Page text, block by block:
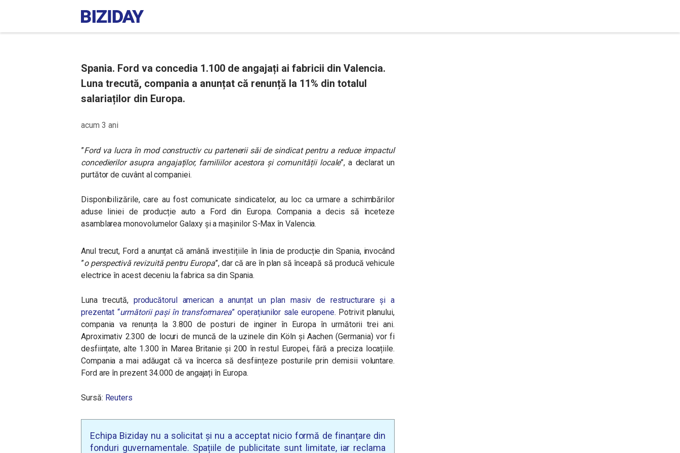
Spania. Ford va concedia 1.100 de angajați ai fabricii din Valencia.
Luna trecută, compania a anunțat că renunță la 11% din totalul
salariaților din Europa.
acum 3 ani
”Ford va lucra în mod constructiv cu partenerii săi de sindicat pentru a reduce impactul
concedierilor asupra angajaților, familiilor acestora și comunității locale”, a declarat un
purtător de cuvânt al companiei.
Disponibilizările, care au fost comunicate sindicatelor, au loc ca urmare a schimbărilor
aduse liniei de producție auto a Ford din Europa.Compania a decis să înceteze
asamblarea monovolumelor Galaxy și a mașinilor S-Max în Valencia.
Anul trecut, Ford a anunțat că amână investițiile în linia de producție din Spania, invocând
”o perspectivă revizuită pentru Europa”, dar că are în plan să înceapă să producă vehicule
electrice în acest deceniu la fabrica sa din Spania.
Luna trecută, producătorul american a anunțat un plan masiv de restructurare și a
prezentat “următorii pași în transformarea” operațiunilor sale europene. Potrivit planului,
compania va renunța la 3.800 de posturi de inginer în Europa în următorii trei ani.
Aproximativ 2.300 de locuri de muncă de la uzinele din Köln și Aachen (Germania) vor fi
desființate, alte 1.300 în Marea Britanie și 200 în restul Europei, fără a preciza locațiile.
Compania a mai adăugat că va încerca să desființeze posturile prin demisii voluntare.
Ford are în prezent 34.000 de angajați în Europa.
Sursă: Reuters
Echipa Biziday nu a solicitat și nu a acceptat nicio formă de finanțare din
fonduri guvernamentale. Spațiile de publicitate sunt limitate, iar reclama